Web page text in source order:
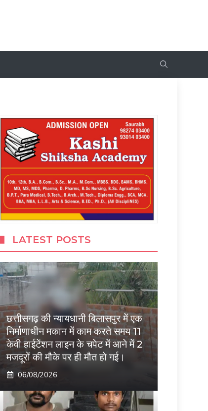
LATEST POSTS
छत्तीसगढ़ की न्यायधानी बिलासपुर में एक
निर्माणाधीन मकान में काम करते समय 11
केवी हाईटेंशन लाइन के चपेट में आने में 2
मजदूरों की मौके पर ही मौत हो गई।
06/08/2026